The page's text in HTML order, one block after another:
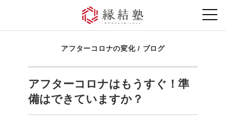
アフターコロナの変化/ ブログ
アフターコロナはもうすぐ！準
備はできていますか？